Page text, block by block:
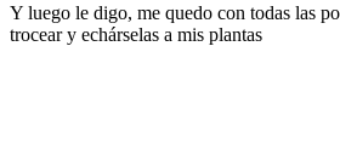
Y luego le digo, me quedo con todas las
trocear y echárselas a mis plantas